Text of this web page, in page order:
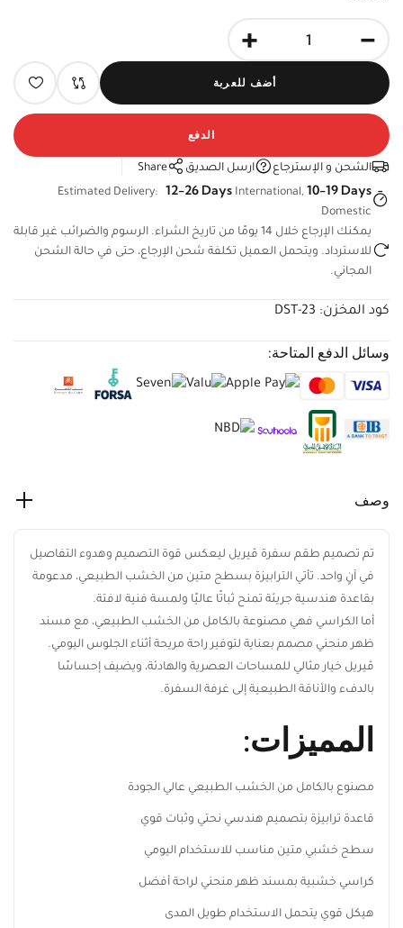
ابقَ على اطلاع بكل جديد من ريڤيد
الديكور المنزلي، العروض الحصرية، وآخر أخبار
-
+
أضف للعربة
الدفع
الشحن و الإسترجاع ارسل الصديق
Share
Estimated Delivery: 12-26 Days International, 10-19 Days
Domestic
يمكنك الإرجاع خلال 14 يومًا من تاريخ الشراء. الرسوم والضرائب غير
قابلة للاسترداد. ويتحمل العميل تكلفة شحن الإرجاع، حتى في حالة
الشحن المجاني.
كود المخزن: DST-23
وسائل الدفع المتاحة:
وصف
تم تصميم طقم سفرة ڤيريل ليعكس قوة التصميم وهدوء
التفاصيل في آنٍ واحد. تأتي الترابيزة بسطح متين من الخشب
الطبيعي، مدعومة بقاعدة هندسية جريئة تمنح ثباتًا عاليًا ولمسة فنية
لافتة.
أما الكراسي فهي مصنوعة بالكامل من الخشب الطبيعي، مع مسند
ظهر منحني مصمم بعناية لتوفير راحة مريحة أثناء الجلوس اليومي.
ڤيريل خيار مثالي للمساحات العصرية والهادئة، ويضيف إحساسًا
المميزات: